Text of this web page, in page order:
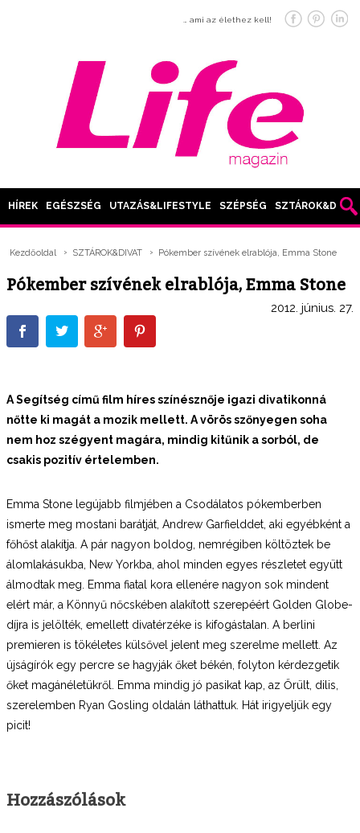
… ami az élethez kell!
HÍREK EGÉSZSÉG UTAZÁS&LIFESTYLE SZÉPSÉG SZTÁROK&DIVAT
Kezdőoldal SZTÁROK&DIVAT Pókember szívének elrablója, Emma Stone
Pókember szívének elrablója, Emma Stone
2012. június. 27.
A Segítség című film híres színésznője igazi divatikonná
nőtte ki magát a mozik mellett. A vörös szőnyegen soha
nem hoz szégyent magára, mindig kitűnik a sorból, de
csakis pozitív értelemben.
Emma Stone legújabb filmjében a Csodálatos pókemberben
ismerte meg mostani barátját, Andrew Garfielddet, aki egyébként a
főhőst alakítja. A pár nagyon boldog, nemrégiben költöztek be
álomlakásukba, New Yorkba, ahol minden egyes részletet együtt
álmodtak meg. Emma fiatal kora ellenére nagyon sok mindent
elért már, a Könnyű nőcskében alakított szerepéért Golden Globe-
díjra is jelölték, emellett divatérzéke is kifogástalan. A berlini
premieren is tökéletes külsővel jelent meg szerelme mellett. Az
újságírók egy percre se hagyják őket békén, folyton kérdezgetik
őket magánéletükről. Emma mindig jó pasikat kap, az Őrült, dilis,
szerelemben Ryan Gosling oldalán láthattuk. Hát irigyeljük egy
picit!
Hozzászólások